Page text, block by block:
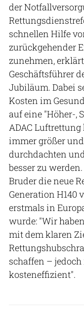
der
schnellen Hilfe
zurückgehender
zunehmen,
Geschäftsführer
Jubiläum. Dabei
Kosten im
auf eine "Höher-,
ADAC
immer größer
durchdachten
besser zu
Bruder die neue
Generation H140
erstmals in
wurde: "Wir
mit dem klaren
schaffen –
kosteneffizient".